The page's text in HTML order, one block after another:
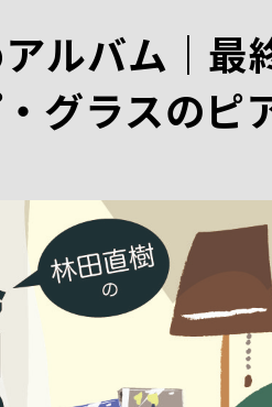
ルバム｜最
グラスのピ